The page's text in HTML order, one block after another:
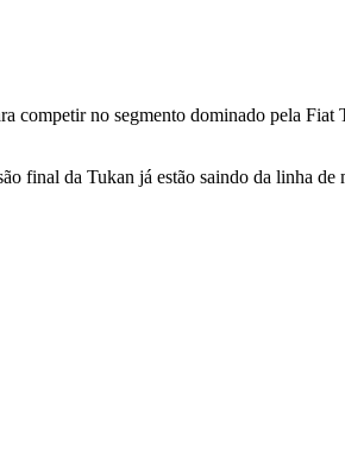
competir no segmento dominado pela Fiat
final da Tukan já estão saindo da linha de